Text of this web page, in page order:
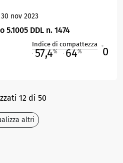
nov 2023
DDL n. 1474
Indice di compattezza
57,4% 64% 0
12 di 50
altri